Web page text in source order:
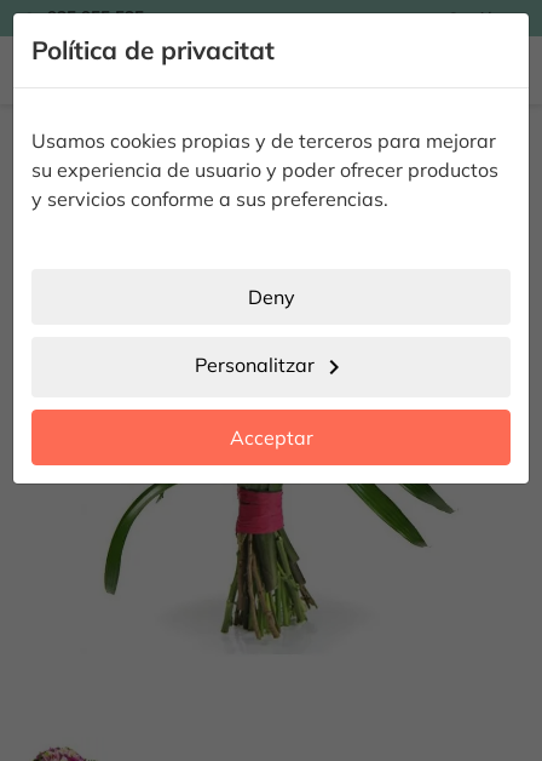
Política de privacitat
Usamos cookies propias y de terceros para mejorar
su experiencia de usuario y poder ofrecer productos
y servicios conforme a sus preferencias.
Deny
Personalitzar chevron_right
Acceptar
935 955 525 Catalán
Bouquet Bosc & Roses